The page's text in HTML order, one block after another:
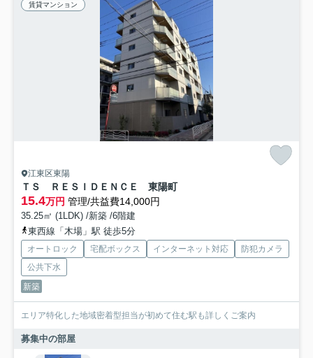
賃貸マンション
江東区東陽
ＴＳ ＲＥＳＩＤＥＮＣＥ 東陽町
15.4万円 管理/共益費14,000円
35.25㎡ (1LDK) /新築 /6階建
東西線「木場」駅 徒歩5分
オートロック 宅配ボックス インターネット対応
防犯カメラ
公共下水
新築
エリア特化した地域密着型担当が初めて住む駅も詳しくご案内
募集中の部屋